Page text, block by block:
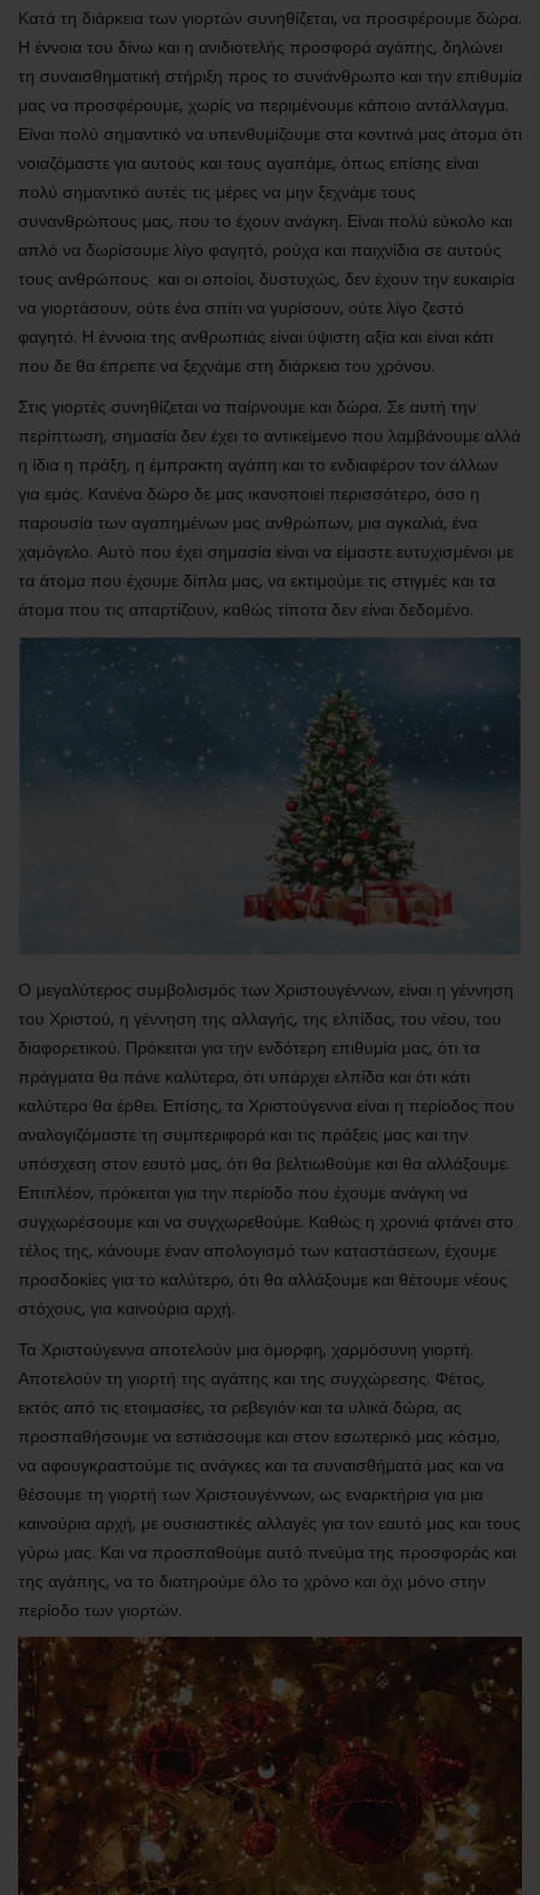
Κατά τη διάρκεια των γιορτών συνηθίζεται, να προσφέρουμε δώρα.
Η έννοια του δίνω και η ανιδιοτελής προσφορά αγάπης, δηλώνει
τη συναισθηματική στήριξη προς το συνάνθρωπο και την επιθυμία
μας να προσφέρουμε, χωρίς να περιμένουμε κάποιο αντάλλαγμα.
Είναι πολύ σημαντικό να υπενθυμίζουμε στα κοντινά μας άτομα ότι
νοιαζόμαστε για αυτούς και τους αγαπάμε, όπως επίσης είναι
πολύ σημαντικό αυτές τις μέρες να μην ξεχνάμε τους
συνανθρώπους μας, που το έχουν ανάγκη. Είναι πολύ εύκολο και
απλό να δωρίσουμε λίγο φαγητό, ρούχα και παιχνίδια σε αυτούς
τους ανθρώπους και οι οποίοι, δυστυχώς, δεν έχουν την ευκαιρία
να γιορτάσουν, ούτε ένα σπίτι να γυρίσουν, ούτε λίγο ζεστό
φαγητό. Η έννοια της ανθρωπιάς είναι ύψιστη αξία και είναι κάτι
που δε θα έπρεπε να ξεχνάμε στη διάρκεια του χρόνου.
Στις γιορτές συνηθίζεται να παίρνουμε και δώρα. Σε αυτή την
περίπτωση, σημασία δεν έχει το αντικείμενο που λαμβάνουμε αλλά
η ίδια η πράξη, η έμπρακτη αγάπη και το ενδιαφέρον τον άλλων
για εμάς. Κανένα δώρο δε μας ικανοποιεί περισσότερο, όσο η
παρουσία των αγαπημένων μας ανθρώπων, μια αγκαλιά, ένα
χαμόγελο. Αυτό που έχει σημασία είναι να είμαστε ευτυχισμένοι με
τα άτομα που έχουμε δίπλα μας, να εκτιμούμε τις στιγμές και τα
άτομα που τις απαρτίζουν, καθώς τίποτα δεν είναι δεδομένο.
Ο μεγαλύτερος συμβολισμός των Χριστουγέννων, είναι η γέννηση
του Χριστού, η γέννηση της αλλαγής, της ελπίδας, του νέου, του
διαφορετικού. Πρόκειται για την ενδότερη επιθυμία μας, ότι τα
πράγματα θα πάνε καλύτερα, ότι υπάρχει ελπίδα και ότι κάτι
καλύτερο θα έρθει. Επίσης, τα Χριστούγεννα είναι η περίοδος που
αναλογιζόμαστε τη συμπεριφορά και τις πράξεις μας και την
υπόσχεση στον εαυτό μας, ότι θα βελτιωθούμε και θα αλλάξουμε.
Επιπλέον, πρόκειται για την περίοδο που έχουμε ανάγκη να
συγχωρέσουμε και να συγχωρεθούμε. Καθώς η χρονιά φτάνει στο
τέλος της, κάνουμε έναν απολογισμό των καταστάσεων, έχουμε
προσδοκίες για το καλύτερο, ότι θα αλλάξουμε και θέτουμε νέους
στόχους, για καινούρια αρχή.
Τα Χριστούγεννα αποτελούν μια όμορφη, χαρμόσυνη γιορτή.
Αποτελούν τη γιορτή της αγάπης και της συγχώρεσης. Φέτος,
εκτός από τις ετοιμασίες, τα ρεβεγιόν και τα υλικά δώρα, ας
προσπαθήσουμε να εστιάσουμε και στον εσωτερικό μας κόσμο,
να αφουγκραστούμε τις ανάγκες και τα συναισθήματά μας και να
θέσουμε τη γιορτή των Χριστουγέννων, ως εναρκτήρια για μια
καινούρια αρχή, με ουσιαστικές αλλαγές για τον εαυτό μας και τους
γύρω μας. Και να προσπαθούμε αυτό πνεύμα της προσφοράς και
της αγάπης, να το διατηρούμε όλο το χρόνο και όχι μόνο στην
περίοδο των γιορτών.